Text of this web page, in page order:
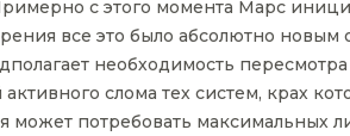
с этого момента Марс
все это было абсолютно новым
необходимость пересмотра
слома тех систем, крах
может потребовать максимальных